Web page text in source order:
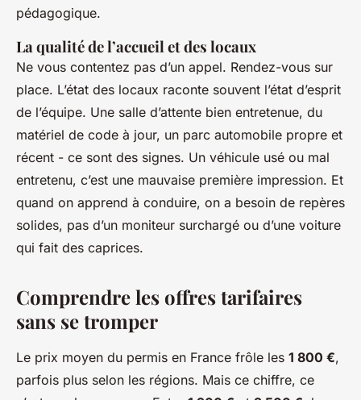
pédagogique.
La qualité de l’accueil et des locaux
Ne vous contentez pas d’un appel. Rendez-vous sur
place. L’état des locaux raconte souvent l’état d’esprit
de l’équipe. Une salle d’attente bien entretenue, du
matériel de code à jour, un parc automobile propre et
récent - ce sont des signes. Un véhicule usé ou mal
entretenu, c’est une mauvaise première impression. Et
quand on apprend à conduire, on a besoin de repères
solides, pas d’un moniteur surchargé ou d’une voiture
qui fait des caprices.
Comprendre les offres tarifaires
sans se tromper
Le prix moyen du permis en France frôle les 1 800 €,
parfois plus selon les régions. Mais ce chiffre, ce